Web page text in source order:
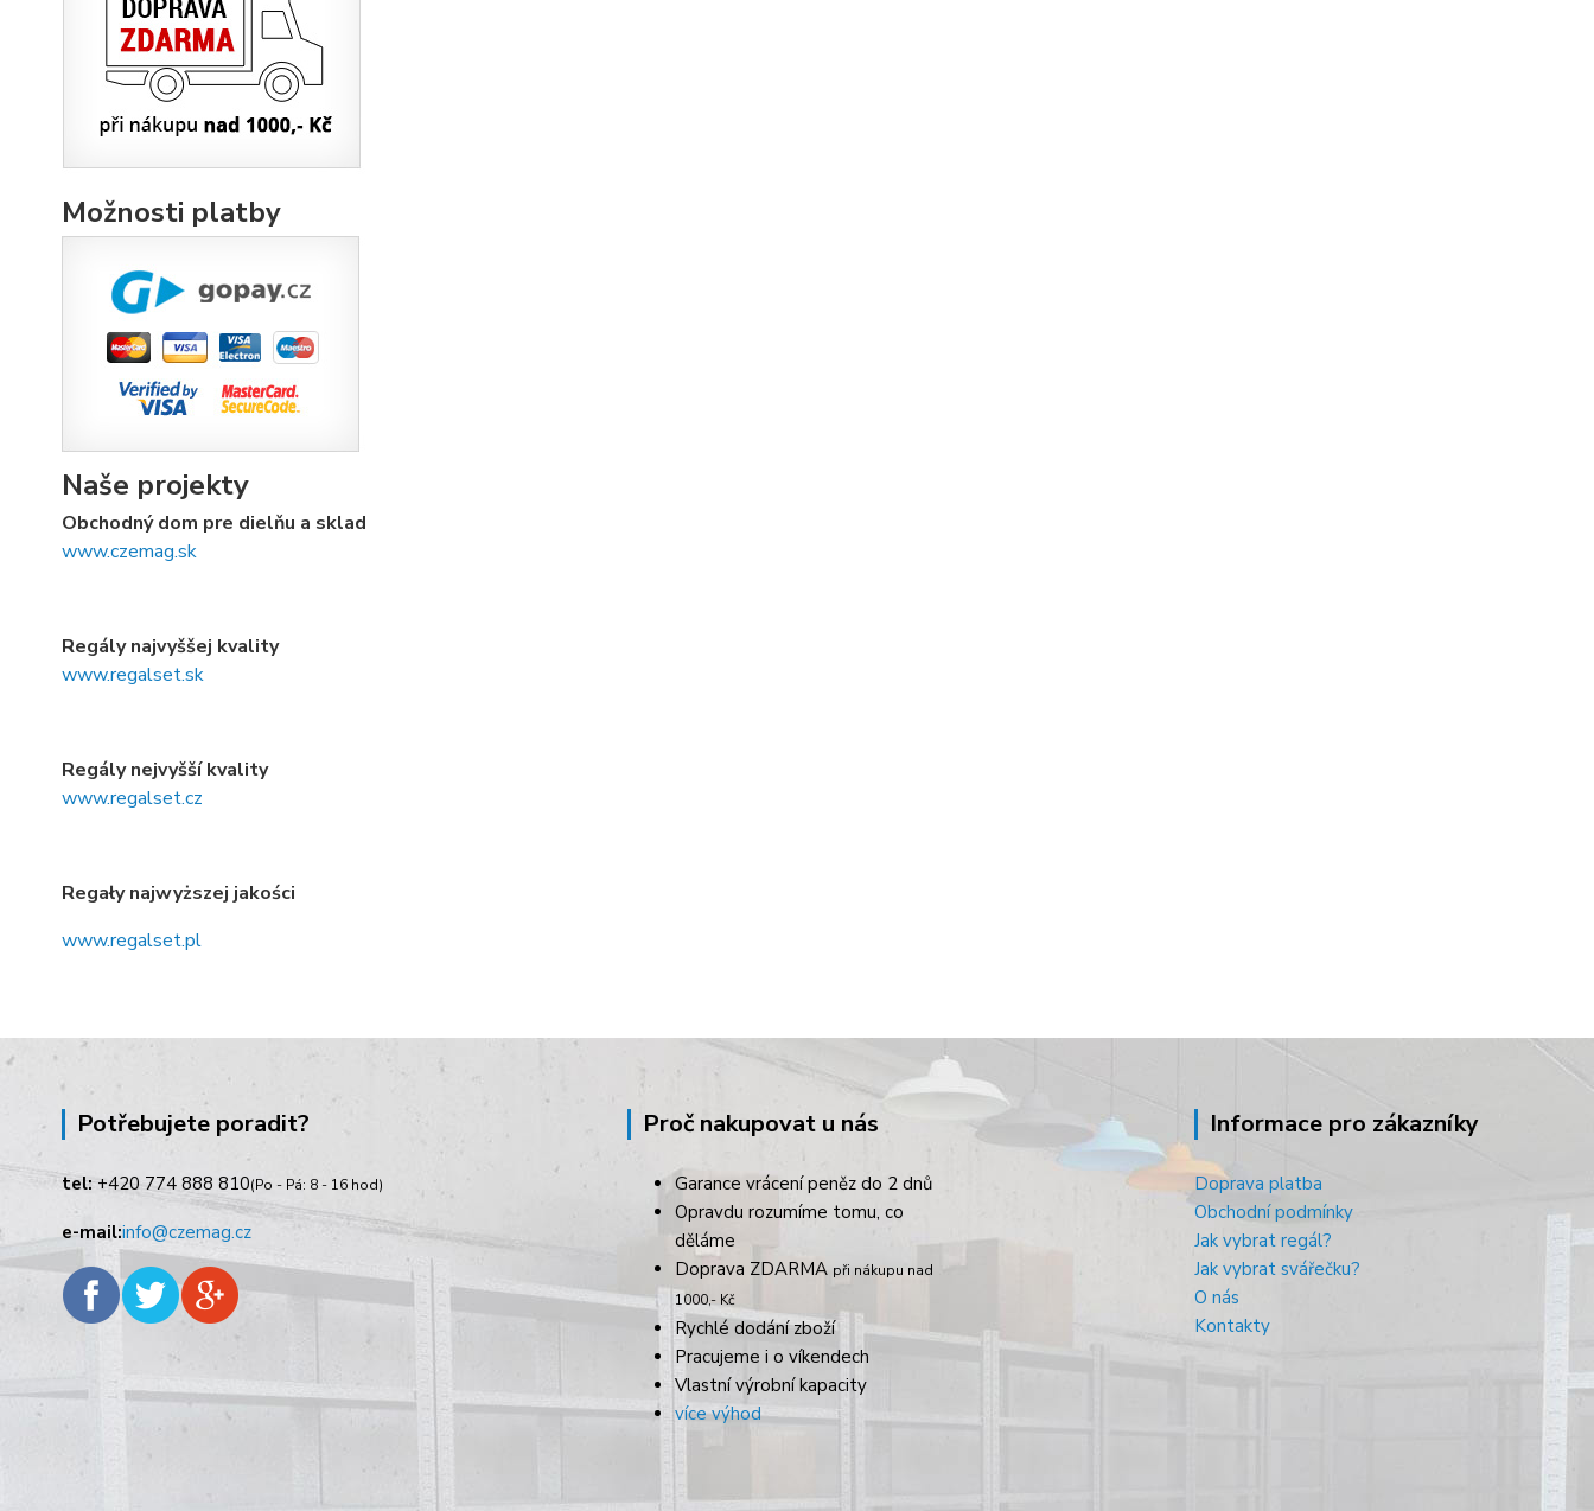
Možnosti platby
Naše projekty
Obchodný dom pre dielňu a sklad
www.czemag.sk
Regály najvyššej kvality
www.regalset.sk
Regály nejvyšší kvality
www.regalset.cz
Regały najwyższej jakości
www.regalset.pl
Potřebujete poradit?
tel:+420 774 888 810(Po - Pá: 8 - 16 hod)
e-mail:info@czemag.cz
Proč nakupovat u nás
Garance vrácení peněz do 2 dnů
Opravdu rozumíme tomu, co
děláme
Doprava ZDARMA při nákupu nad
1000,- Kč
Rychlé dodání zboží
Pracujeme i o víkendech
Vlastní výrobní kapacity
více výhod
Informace pro zákazníky
Doprava platba
Obchodní podmínky
Jak vybrat regál?
Jak vybrat svářečku?
O nás
Kontakty